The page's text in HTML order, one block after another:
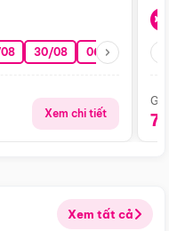
30/08 06/09 13/09
Xem chi tiết
Xem tất cả
Điểm nổi bật